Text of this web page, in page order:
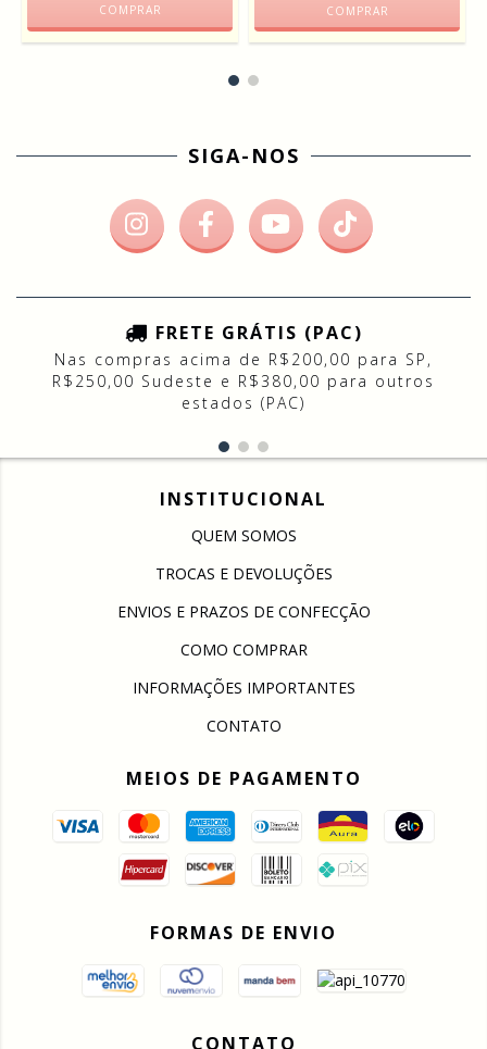
COMPRAR
SIGA-NOS
FRETE GRÁTIS (PAC)
Nas compras acima de R$200,00 para SP,
R$250,00 Sudeste e R$380,00 para outros
estados (PAC)
INSTITUCIONAL
QUEM SOMOS
TROCAS E DEVOLUÇÕES
ENVIOS E PRAZOS DE CONFECÇÃO
COMO COMPRAR
INFORMAÇÕES IMPORTANTES
CONTATO
MEIOS DE PAGAMENTO
FORMAS DE ENVIO
CONTATO